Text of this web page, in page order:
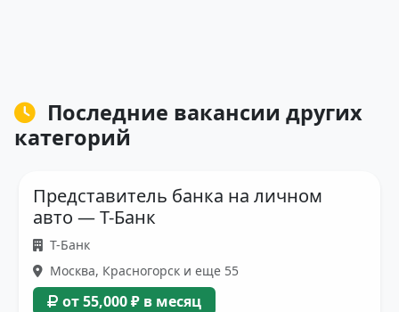
Последние вакансии других
категорий
Представитель банка на личном
авто — Т-Банк
Т-Банк
Москва, Красногорск и еще 55
от 55,000 ₽ в месяц